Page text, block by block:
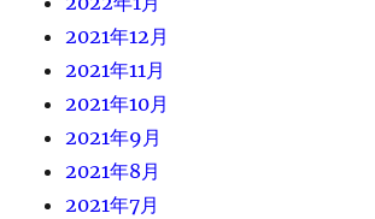
2021年12月
2021年11月
2021年10月
2021年9月
2021年8月
2021年7月